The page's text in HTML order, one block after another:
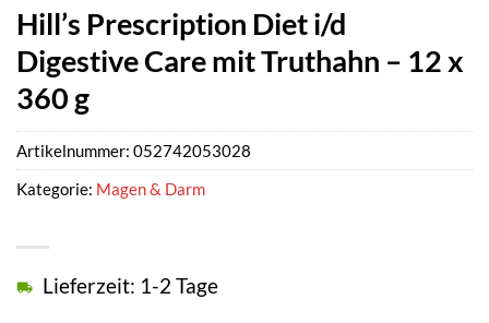
Hill’s Prescription Diet i/d
Digestive Care mit Truthahn – 12 x
360 g
Lieferzeit: 1-2 Tage
Artikelnummer: 052742053028
Kategorie: Magen & Darm